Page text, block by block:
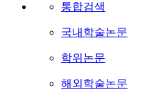
통합검색
국내학술논문
학위논문
해외학술논문